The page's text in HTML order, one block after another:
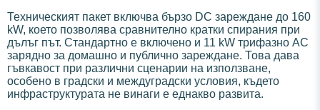
Техническият пакет включва бързо DC зареждане до 160
kW, което позволява сравнително кратки спирания при
дълъг път. Стандартно е включено и 11 kW трифазно AC
зарядно за домашно и публично зареждане. Това дава
гъвкавост при различни сценарии на използване,
особено в градски и междуградски условия, където
инфраструктурата не винаги е еднакво развита.